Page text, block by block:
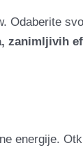
Odaberite
zanimljivih
energije.